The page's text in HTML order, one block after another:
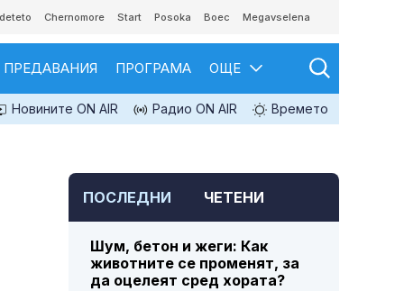
Chernomore Start Posoka Boec Megavselena
ПРЕДАВАНИЯ ПРОГРАМА ОЩЕ
Новините ON AIR Радио ON AIR Времето
ПОСЛЕДНИ ЧЕТЕНИ
Шум, бетон и жеги: Как
животните се променят, за
да оцелеят сред хората?